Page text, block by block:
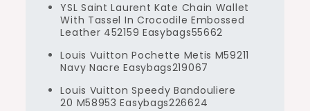
YSL Saint Laurent Kate Chain Wallet
With Tassel In Crocodile Embossed
Leather 452159 Easybags55662
Louis Vuitton Pochette Metis M59211
Navy Nacre Easybags219067
Louis Vuitton Speedy Bandouliere
20 M58953 Easybags226624